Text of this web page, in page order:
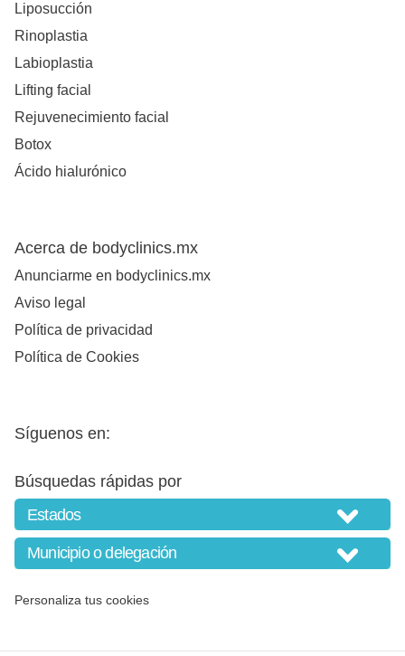
Liposucción
Rinoplastia
Labioplastia
Lifting facial
Rejuvenecimiento facial
Botox
Ácido hialurónico
Acerca de bodyclinics.mx
Anunciarme en bodyclinics.mx
Aviso legal
Política de privacidad
Política de Cookies
Síguenos en:
Búsquedas rápidas por
Personaliza tus cookies